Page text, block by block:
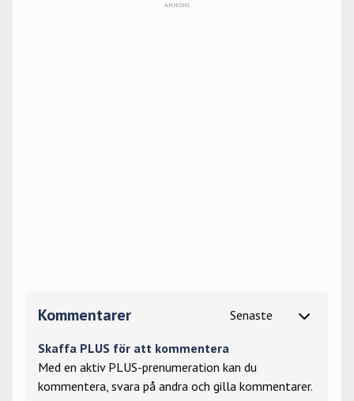
Kommentarer
Skaffa PLUS för att kommentera
Med en aktiv PLUS-prenumeration kan du
kommentera, svara på andra och gilla kommentarer.